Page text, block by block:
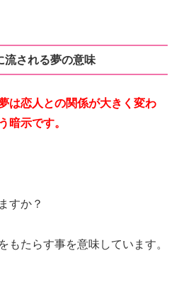
流される夢の意味
は恋人との関係が大きく変わ
暗示です。
すか？
もたらす事を意味しています。